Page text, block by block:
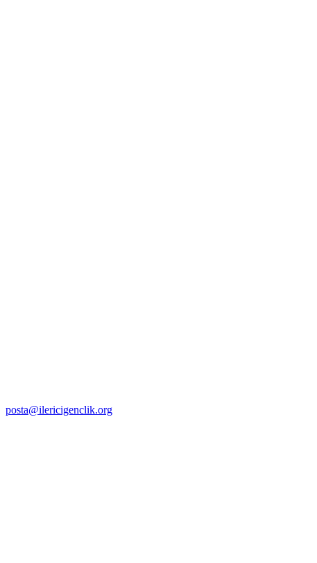
posta@ilericigenclik.org